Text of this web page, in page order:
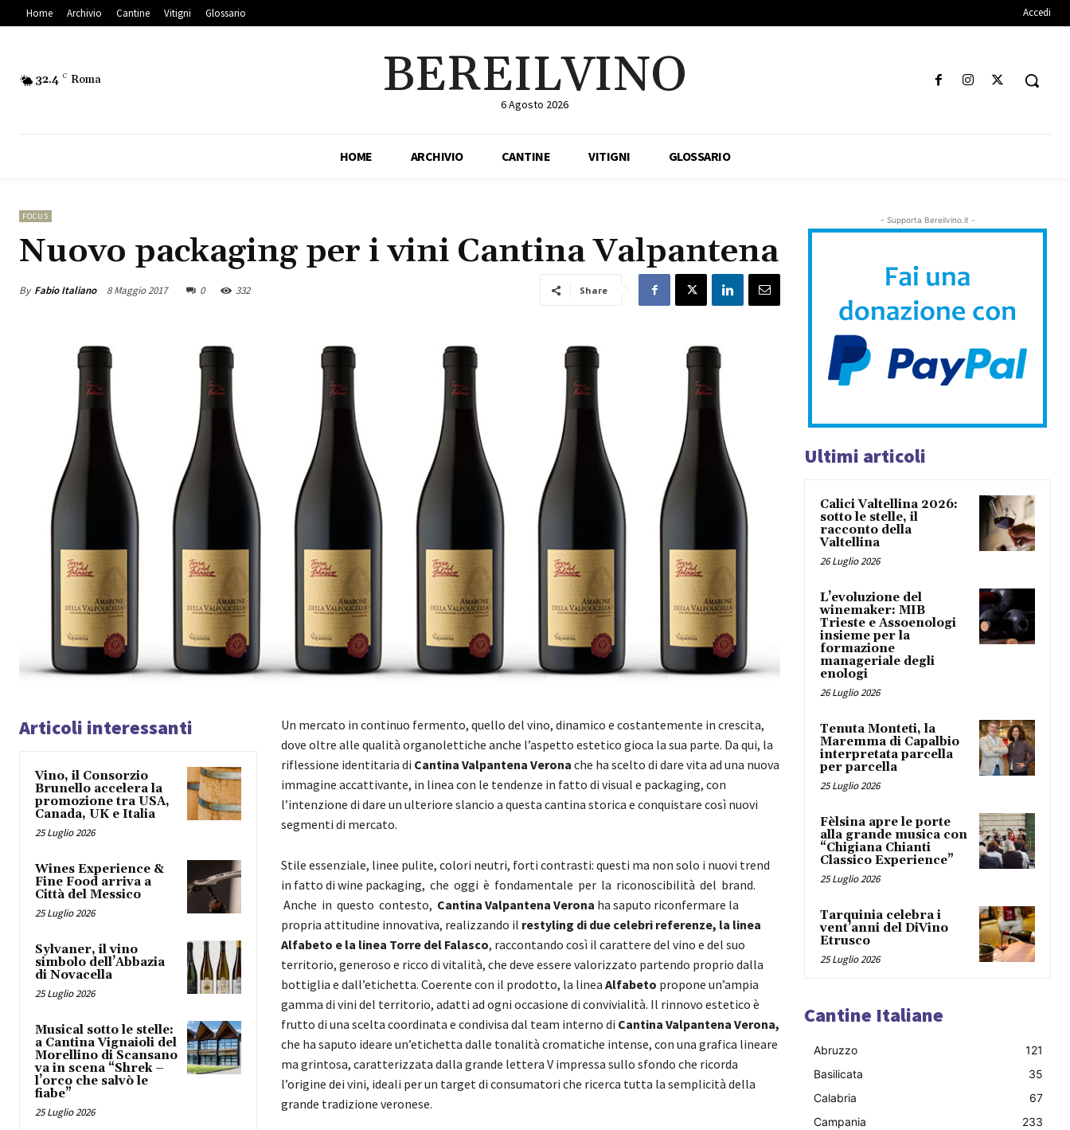
Home Archivio Cantine Vitigni Glossario Accedi
32.4 C Roma BEREILVINO
6 Agosto 2026
HOME ARCHIVIO CANTINE VITIGNI GLOSSARIO
FOCUS
Nuovo packaging per i vini Cantina Valpantena
By Fabio Italiano 8 Maggio 2017 0 332 Share
Articoli interessanti
Vino, il Consorzio
Brunello accelera la
promozione tra USA,
Canada, UK e Italia
25 Luglio 2026
Wines Experience &
Fine Food arriva a
Città del Messico
25 Luglio 2026
Sylvaner, il vino
simbolo dell’Abbazia
di Novacella
25 Luglio 2026
Musical sotto le stelle:
a Cantina Vignaioli del
Morellino di Scansano
va in scena “Shrek –
l’orco che salvò le
fiabe”
25 Luglio 2026
Un mercato in continuo fermento, quello del vino, dinamico e costantemente in crescita,
dove oltre alle qualità organolettiche anche l’aspetto estetico gioca la sua parte. Da qui, la
riflessione identitaria di Cantina Valpantena Verona che ha scelto di dare vita ad una nuova
immagine accattivante, in linea con le tendenze in fatto di visual e packaging, con
l’intenzione di dare un ulteriore slancio a questa cantina storica e conquistare così nuovi
segmenti di mercato.
Stile essenziale, linee pulite, colori neutri, forti contrasti: questi ma non solo i nuovi trend
in fatto di wine packaging, che oggi è fondamentale per la riconoscibilità del brand.
Anche in questo contesto, Cantina Valpantena Verona ha saputo riconfermare la
propria attitudine innovativa, realizzando il restyling di due celebri referenze, la linea
Alfabeto e la linea Torre del Falasco, raccontando così il carattere del vino e del suo
territorio, generoso e ricco di vitalità, che deve essere valorizzato partendo proprio dalla
bottiglia e dall’etichetta. Coerente con il prodotto, la linea Alfabeto propone un’ampia
gamma di vini del territorio, adatti ad ogni occasione di convivialità. Il rinnovo estetico è
frutto di una scelta coordinata e condivisa dal team interno di Cantina Valpantena Verona,
che ha saputo ideare un’etichetta dalle tonalità cromatiche intense, con una grafica lineare
ma grintosa, caratterizzata dalla grande lettera V impressa sullo sfondo che ricorda
l’origine dei vini, ideali per un target di consumatori che ricerca tutta la semplicità della
grande tradizione veronese.
- Supporta Bereilvino.it -
Ultimi articoli
Calici Valtellina 2026:
sotto le stelle, il
racconto della
Valtellina
26 Luglio 2026
L’evoluzione del
winemaker: MIB
Trieste e Assoenologi
insieme per la
formazione
manageriale degli
enologi
26 Luglio 2026
Tenuta Monteti, la
Maremma di Capalbio
interpretata parcella
per parcella
25 Luglio 2026
Fèlsina apre le porte
alla grande musica con
“Chigiana Chianti
Classico Experience”
25 Luglio 2026
Tarquinia celebra i
vent’anni del DiVino
Etrusco
25 Luglio 2026
Cantine Italiane
Abruzzo
121
Basilicata
35
Calabria
67
Campania
233